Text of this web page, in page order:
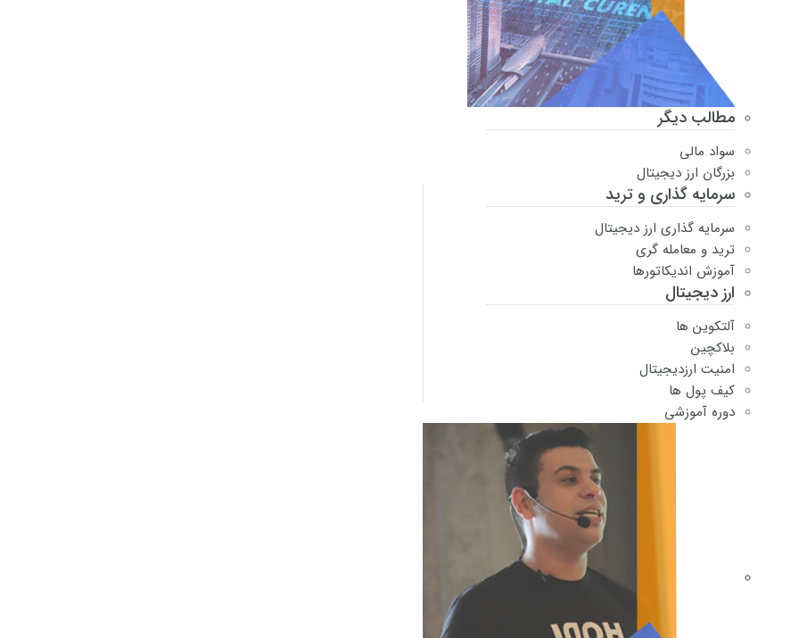
مطالب دیگر
سواد مالی
بزرگان ارز دیجیتال
سرمایه گذاری و ترید
سرمایه گذاری ارز دیجیتال
ترید و معامله گری
آموزش اندیکاتورها
ارز دیجیتال
آلتکوین ها
بلاکچین
امنیت ارزدیجیتال
کیف پول ها
دوره‌ آموزشی